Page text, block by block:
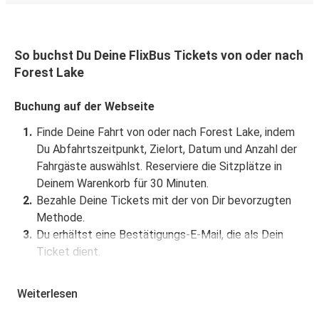
So buchst Du Deine FlixBus Tickets von oder nach
Forest Lake
Buchung auf der Webseite
Finde Deine Fahrt von oder nach Forest Lake, indem
Du Abfahrtszeitpunkt, Zielort, Datum und Anzahl der
Fahrgäste auswählst. Reserviere die Sitzplätze in
Deinem Warenkorb für 30 Minuten.
Bezahle Deine Tickets mit der von Dir bevorzugten
Methode.
Du erhältst eine Bestätigungs-E-Mail, die als Dein
Ticket dient.
Buchung über die App
Weiterlesen